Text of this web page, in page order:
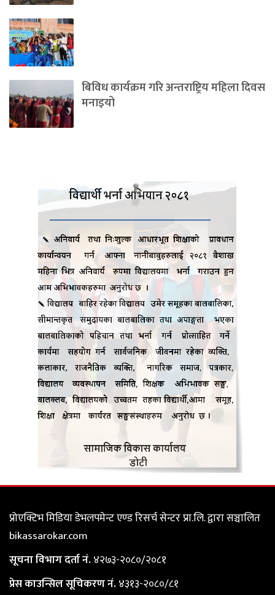
बिविध कार्यक्रम गरि अन्तराष्ट्रिय महिला दिवस
मनाइयो
प्रोएक्टिभ मिडिया डेभलपमेन्ट एण्ड रिसर्च सेन्टर प्रा.लि. द्वारा सञ्चालित
bikassarokar.com
सूचना विभाग दर्ता नं.४२७३-२०८०/२०८१
प्रेस काउन्सिल सूचिकरण नं.४३१३-२०८०/८१